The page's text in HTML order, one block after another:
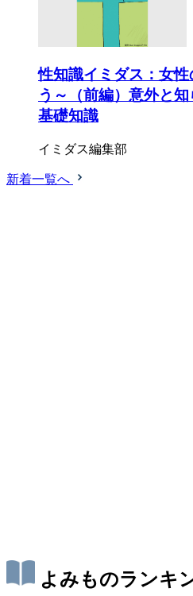
性知識イミダス：女
う～（前編）意外と
基礎知識
イミダス編集部
新着一覧へ
よみものランキ